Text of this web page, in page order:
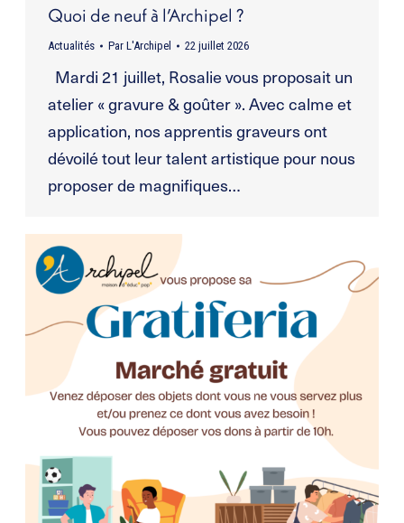
Quoi de neuf à l’Archipel ?
Actualités Par L'Archipel 22 juillet 2026
Mardi 21 juillet, Rosalie vous proposait un
atelier « gravure & goûter ». Avec calme et
application, nos apprentis graveurs ont
dévoilé tout leur talent artistique pour nous
proposer de magnifiques…